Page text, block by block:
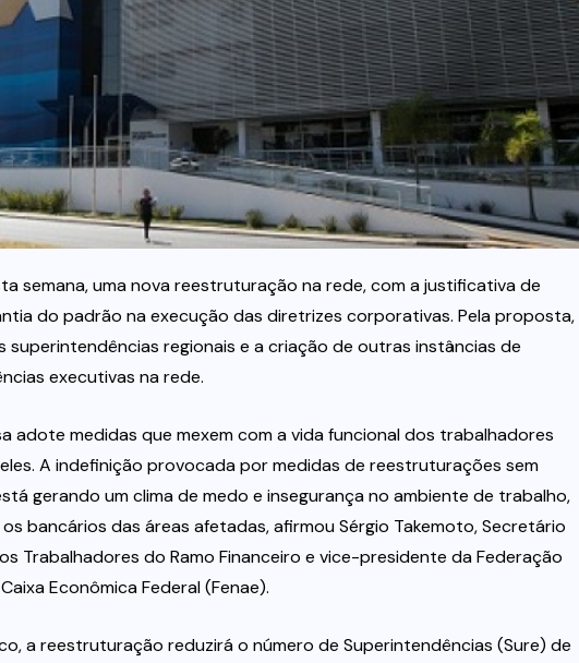
semana, uma nova reestruturação na rede, com a justificativa de
do padrão na execução das diretrizes corporativas. Pela proposta,
regionais e a criação de outras instâncias de
executivas na rede.
adote medidas que mexem com a vida funcional dos trabalhadores
A indefinição provocada por medidas de reestruturações sem
gerando um clima de medo e insegurança no ambiente de trabalho,
bancários das áreas afetadas, afirmou Sérgio Takemoto, Secretário
Trabalhadores do Ramo Financeiro e vice-presidente da Federação
Econômica Federal (Fenae).
a reestruturação reduzirá o número de Superintendências (Sure) de